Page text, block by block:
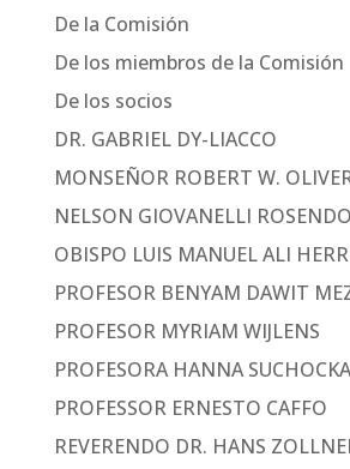
De la Comisión
De los miembros de la Comisión
De los socios
DR. GABRIEL DY-LIACCO
MONSEÑOR ROBERT W.
NELSON GIOVANELLI
OBISPO LUIS MANUEL ALI
PROFESOR BENYAM DAWIT
PROFESOR MYRIAM WIJLENS
PROFESORA HANNA SUCHOCKA
PROFESSOR ERNESTO CAFFO
REVERENDO DR. HANS